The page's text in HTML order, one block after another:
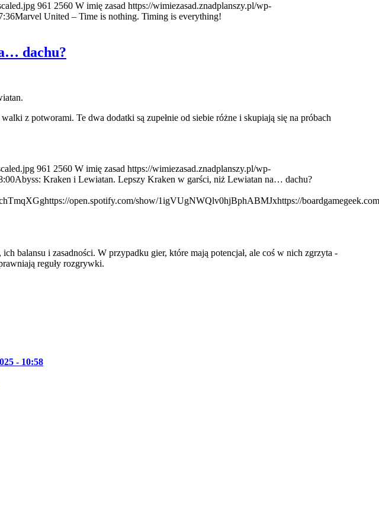
961 2560 W imię zasad https://wimiezasad.znadplanszy.pl/wp-
Marvel United – Time is nothing. Timing is everything!
dachu?
z potworami. Te dwa dodatki są zupełnie od siebie różne i skupiają się na próbach
961 2560 W imię zasad https://wimiezasad.znadplanszy.pl/wp-
Abyss: Kraken i Lewiatan. Lepszy Kraken w garści, niż Lewiatan na… dachu?
https://open.spotify.com/show/1igVUgNWQlv0hjBphABMJxhttps://
balansu i zasadności. W przypadku gier, które mają potencjał, ale coś w nich zgrzyta -
reguły rozgrywki.
- 10:58